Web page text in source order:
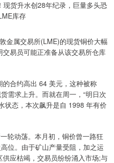
金属交易所(LME)的现货铜价大幅
易员可能正准备从该交易所仓库
合约高出 64 美元，这种被称
需求上升。而就在周一，“明日次
状态，本次飙升是自 1998 年有价
轮动荡。本月初，铜价曾一路狂
位。由于矿山产量受阻，加之运
应枯竭，交易员纷纷涌入市场;与